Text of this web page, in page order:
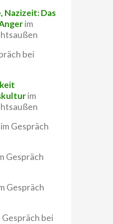
Nazizeit: Das
im
bei
im
Gespräch
Gespräch
Gespräch
Gespräch bei